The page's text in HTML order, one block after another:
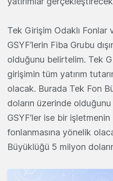
Tek Girişim Odaklı Fonlar
GSYF’lerin Fiba Grubu
olduğunu belirtelim. Tek
girişimin tüm yatırım
olacak. Burada Tek Fon
doların üzerinde
GSYF’ler ise bir işletmenin
fonlanmasına yönelik
Büyüklüğü 5 milyon